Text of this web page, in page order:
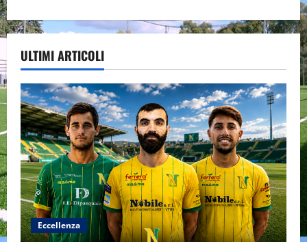
ULTIMI ARTICOLI
Eccellenza